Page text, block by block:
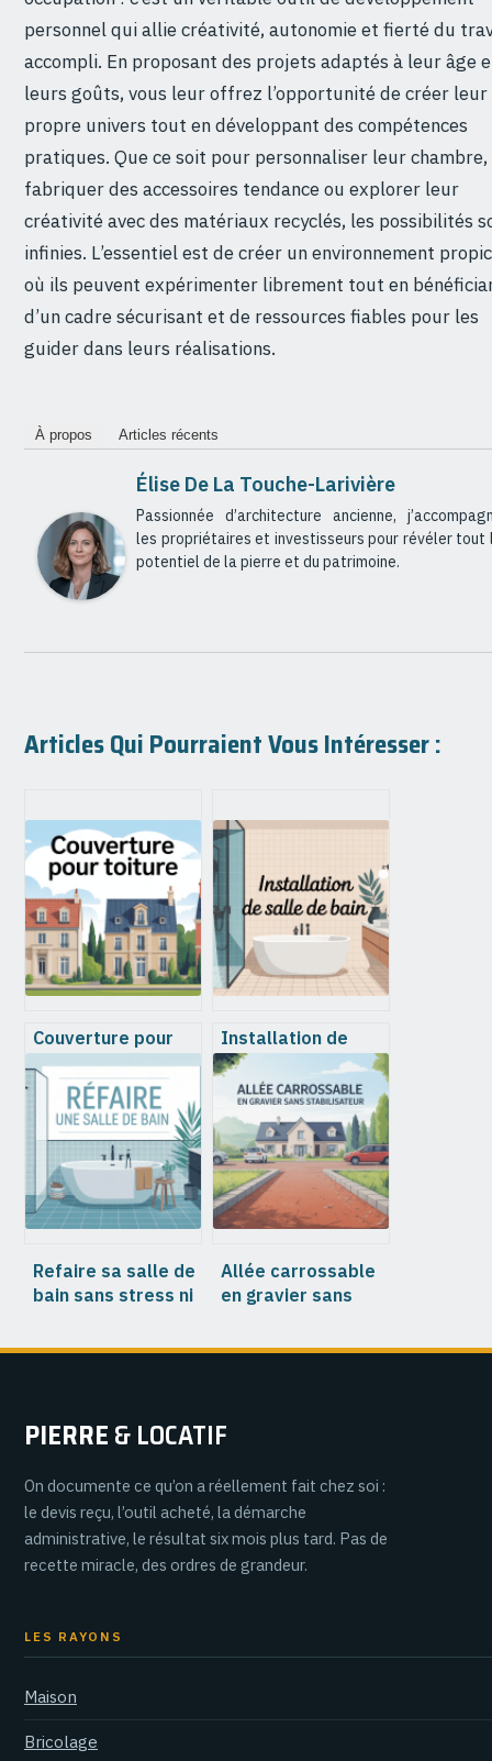
personnel qui allie créativité, autonomie et fierté du
accompli. En proposant des projets adaptés à leur âge
leurs goûts, vous leur offrez l’opportunité de créer leur
propre univers tout en développant des compétences
pratiques. Que ce soit pour personnaliser leur chambre,
fabriquer des accessoires tendance ou explorer leur
créativité avec des matériaux recyclés, les possibilités
infinies. L’essentiel est de créer un environnement
où ils peuvent expérimenter librement tout en
d’un cadre sécurisant et de ressources fiables pour les
guider dans leurs réalisations.
À propos Articles récents
Élise De La Touche-Larivière
Passionnée d’architecture ancienne,
les propriétaires et investisseurs pour révéler tout
potentiel de la pierre et du patrimoine.
Articles Qui Pourraient Vous Intéresser :
Couverture pour
toiture : choix, prix
et conseils pour un
projet durable
Installation de
salle de bain :
étapes clés,
budget et erreurs
à éviter
Refaire sa salle de
bain sans stress ni
budget
Allée carrossable
en gravier sans
qu’il faut vraiment
PIERRE& LOCATIF
On documente ce qu’on a réellement fait chez soi :
le devis reçu, l’outil acheté, la démarche
administrative, le résultat six mois plus tard. Pas de
recette miracle, des ordres de grandeur.
LES RAYONS
Maison
Bricolage